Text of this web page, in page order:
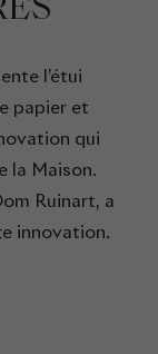
l’étui
papier et
qui
la Maison.
Ruinart, a
innovation.